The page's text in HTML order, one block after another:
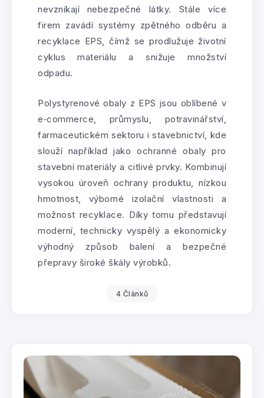
nevznikají nebezpečné látky. Stále více
firem zavádí systémy zpětného odběru a
recyklace EPS, čímž se prodlužuje životní
cyklus materiálu a snižuje množství
odpadu.
Polystyrenové obaly z EPS jsou oblíbené v
e‑commerce, průmyslu, potravinářství,
farmaceutickém sektoru i stavebnictví, kde
slouží například jako ochranné obaly pro
stavební materiály a citlivé prvky. Kombinují
vysokou úroveň ochrany produktu, nízkou
hmotnost, výborné izolační vlastnosti a
možnost recyklace. Díky tomu představují
moderní, technicky vyspělý a ekonomicky
výhodný způsob balení a bezpečné
přepravy široké škály výrobků.
4 Článků